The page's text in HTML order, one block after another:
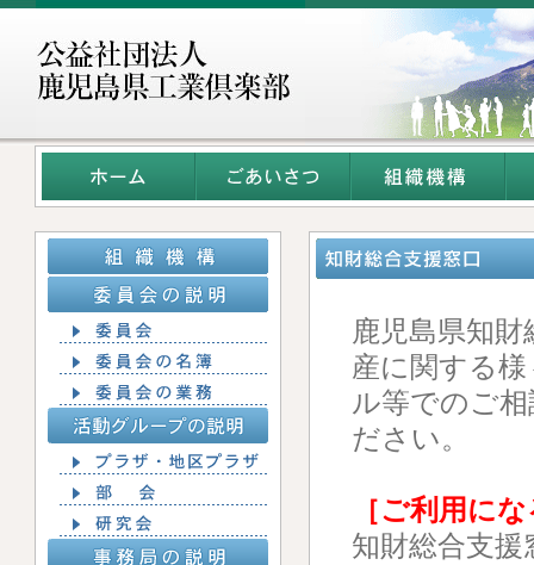
鹿児島県知
産に関する
ル等でのご
ださい。
［ご利用に
知財総合支